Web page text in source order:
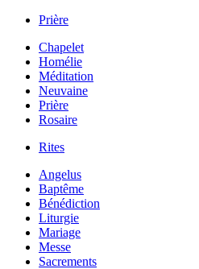
Prière
Chapelet
Homélie
Méditation
Neuvaine
Prière
Rosaire
Rites
Angelus
Baptême
Bénédiction
Liturgie
Mariage
Messe
Sacrements